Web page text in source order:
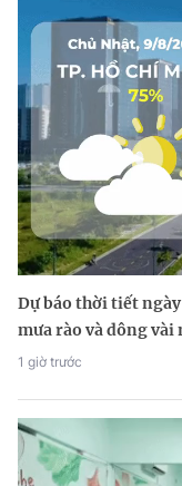
Dự báo thời tiết
mưa rào và dông vài
1 giờ trước